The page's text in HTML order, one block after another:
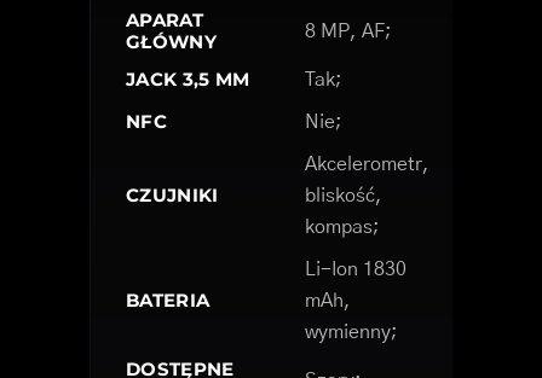
APARAT
GŁÓWNY
8 MP, AF;
JACK 3,5 MM Tak;
NFC Nie;
CZUJNIKI
Akcelerometr,
bliskość,
kompas;
BATERIA
Li-Ion 1830
mAh,
wymienny;
DOSTĘPNE